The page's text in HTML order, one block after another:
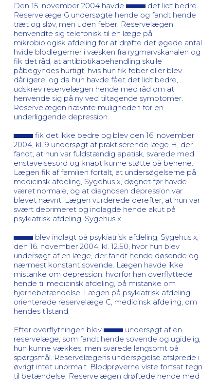
Den 15. november 2004 havde
det lidt bedre.
Reservelæge G undersøgte hende og fandt hende
træt og sløv, men uden feber. Reservelægen
henvendte sig telefonisk til en læge på
mikrobiologisk afdeling for at drøfte det øgede antal
hvide blodlegemer i væsken fra rygmarvskanalen og
fik det råd, at antibiotikabehandling skulle
påbegyndes hurtigt, hvis hun fik feber eller blev
dårligere, og da hun havde fået det lidt bedre,
udskrev reservelægen hende med råd om at
henvende sig på ny ved tiltagende symptomer.
Reservelægen nævnte muligheden for en
underliggende depression.
fik det ikke bedre og blev den 16. november
2004, kl. 9 undersøgt af praktiserende læge H, der
fandt, at hun var fuldstændig apatisk, svarede med
enstavelsesord og knapt kunne støtte på benene.
Lægen fik af familien fortalt, at undersøgelserne på
medicinsk afdeling, Sygehus x, døgnet før havde
været normale, og at diagnosen depression var
blevet nævnt. Lægen vurderede derefter, at hun var
svært deprimeret og indlagde hende akut på
psykiatrisk afdeling, Sygehus x.
blev indlagt på psykiatrisk afdeling, Sygehus x,
den 16. november 2004, kl. 12.50, hvor hun blev
undersøgt af en læge, der fandt hende døsende og
nærmest konstant sovende. Lægen havde ikke
mistanke om depression, hvorfor han overflyttede
hende til medicinsk afdeling, på mistanke om
hjernebetændelse. Lægen på psykiatrisk afdeling
orienterede reservelæge C, medicinsk afdeling, om
hendes tilstand.
Efter overflytningen blev
undersøgt af en
reservelæge, som fandt hende sovende og ugidelig,
hun kunne vækkes, men svarede langsomt på
spørgsmål. Reservelægens undersøgelse afslørede i
øvrigt intet unormalt. Blodprøverne viste fortsat tegn
til betændelse. Reservelægen drøftede hende med